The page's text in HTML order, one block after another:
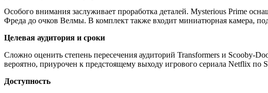
Особого внимания заслуживает проработка деталей. Mysterious Prime
Фреда до очков Велмы. В комплект также входит миниатюрная камера,
Целевая аудитория и сроки
Сложно оценить степень пересечения аудиторий Transformers и
вероятно, приурочен к предстоящему выходу игрового сериала Netflix по
Доступность